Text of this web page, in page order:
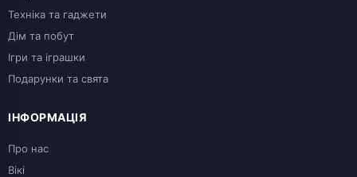
Техніка та гаджети
Дім та побут
Ігри та іграшки
Подарунки та свята
ІНФОРМАЦІЯ
Про нас
Вікі